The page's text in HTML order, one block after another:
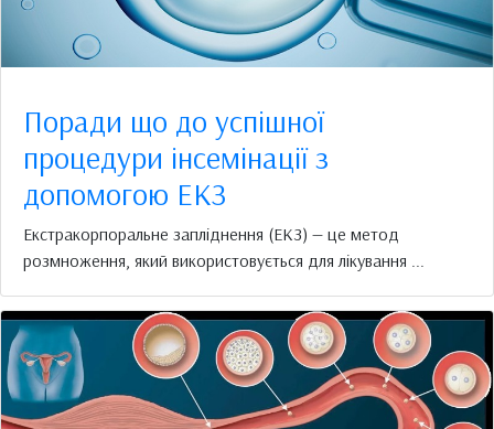
Поради що до успішної
процедури інсемінації з
допомогою ЕКЗ
Екстракорпоральне запліднення (ЕКЗ) — це метод
розмноження, який використовується для лікування ...